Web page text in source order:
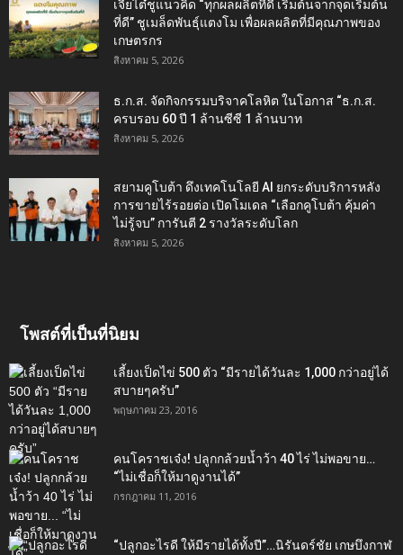
เจียไต๋ชูแนวคิด “ทุกผลผลิตที่ดี เริ่มต้นจากจุดเริ่มต้น
ที่ดี” ชูเมล็ดพันธุ์แตงโม เพื่อผลผลิตที่มีคุณภาพของ
เกษตรกร
สิงหาคม 5, 2026
ธ.ก.ส. จัดกิจกรรมบริจาคโลหิต ในโอกาส “ธ.ก.ส.
ครบรอบ 60 ปี 1 ล้านซีซี 1 ล้านบาท
สิงหาคม 5, 2026
สยามคูโบต้า ดึงเทคโนโลยี AI ยกระดับบริการหลัง
การขายไร้รอยต่อ เปิดโมเดล “เลือกคูโบต้า คุ้มค่า
ไม่รู้จบ” การันตี 2 รางวัลระดับโลก
สิงหาคม 5, 2026
โพสต์ที่เป็นที่นิยม
เลี้ยงเป็ดไข่ 500 ตัว “มีรายได้วันละ 1,000 กว่าอยู่ได้
สบายๆครับ”
พฤษภาคม 23, 2016
คนโคราชเจ๋ง! ปลูกกล้วยน้ำว้า 40 ไร่ ไม่พอขาย…
“ไม่เชื่อก็ให้มาดูงานได้”‬
กรกฎาคม 11, 2016
“ปลูกอะไรดี ให้มีรายได้ทั้งปี”…นิรันดร์ชัย เกษบึงกาฬ